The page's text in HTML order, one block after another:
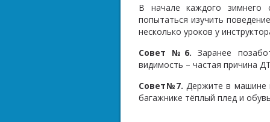
В начале каждого зимнего
попытаться изучить
несколько уроков у
Совет №6. Заранее
видимость – частая причина
Совет№7. Держите в машине
багажнике тёплый плед и